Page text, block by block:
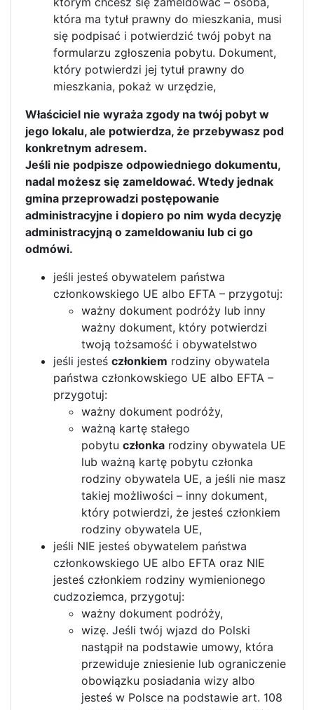
która ma tytuł prawny do mieszkania, musi
się podpisać i potwierdzić twój pobyt na
formularzu zgłoszenia pobytu. Dokument,
który potwierdzi jej tytuł prawny do
mieszkania, pokaż w urzędzie,
Właściciel nie wyraża zgody na twój pobyt w
jego lokalu, ale potwierdza, że przebywasz pod
konkretnym adresem.
Jeśli nie podpisze odpowiedniego dokumentu,
nadal możesz się zameldować. Wtedy jednak
gmina przeprowadzi postępowanie
administracyjne i dopiero po nim wyda decyzję
administracyjną o zameldowaniu lub ci go
odmówi.
jeśli jesteś obywatelem państwa
członkowskiego UE albo EFTA – przygotuj:
ważny dokument podróży lub inny
ważny dokument, który potwierdzi
twoją tożsamość i obywatelstwo
jeśli jesteś członkiem rodziny obywatela
państwa członkowskiego UE albo EFTA –
przygotuj:
ważny dokument podróży,
ważną kartę stałego
pobytu członka rodziny obywatela UE
lub ważną kartę pobytu członka
rodziny obywatela UE, a jeśli nie masz
takiej możliwości – inny dokument,
który potwierdzi, że jesteś członkiem
rodziny obywatela UE,
jeśli NIE jesteś obywatelem państwa
członkowskiego UE albo EFTA oraz NIE
jesteś członkiem rodziny wymienionego
cudzoziemca, przygotuj:
ważny dokument podróży,
wizę. Jeśli twój wjazd do Polski
nastąpił na podstawie umowy, która
przewiduje zniesienie lub ograniczenie
obowiązku posiadania wizy albo
jesteś w Polsce na podstawie art. 108